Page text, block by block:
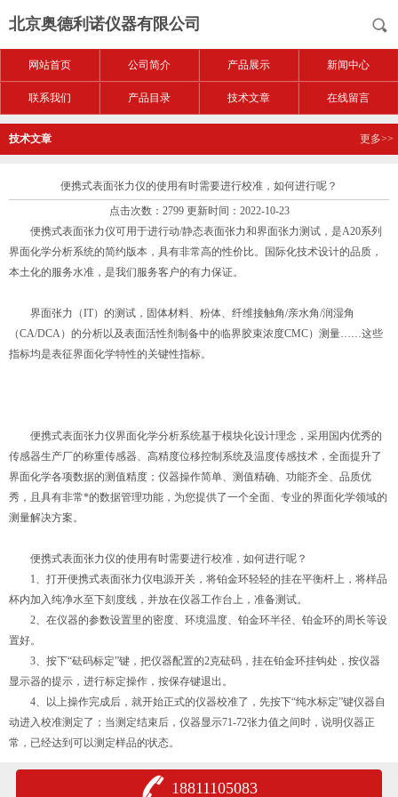
北京奥德利诺仪器有限公司
网站首页 公司简介 产品展示 新闻中心
联系我们 产品目录 技术文章 在线留言
技术文章 更多>>
便携式表面张力仪的使用有时需要进行校准，如何进行呢？
点击次数：2799 更新时间：2022-10-23
便携式表面张力仪可用于进行动/静态表面张力和界面张力测试，是A20系列
界面化学分析系统的简约版本，具有非常高的性价比。国际化技术设计的品质，
本土化的服务水准，是我们服务客户的有力保证。
界面张力（IT）的测试，固体材料、粉体、纤维接触角/亲水角/润湿角
（CA/DCA）的分析以及表面活性剂制备中的临界胶束浓度CMC）测量……这些
指标均是表征界面化学特性的关键性指标。
便携式表面张力仪界面化学分析系统基于模块化设计理念，采用国内优秀的
传感器生产厂的称重传感器、高精度位移控制系统及温度传感技术，全面提升了
界面化学各项数据的测值精度；仪器操作简单、测值精确、功能齐全、品质优
秀，且具有非常*的数据管理功能，为您提供了一个全面、专业的界面化学领域的
测量解决方案。
便携式表面张力仪的使用有时需要进行校准，如何进行呢？
1、打开便携式表面张力仪电源开关，将铂金环轻轻的挂在平衡杆上，将样品
杯内加入纯净水至下刻度线，并放在仪器工作台上，准备测试。
2、在仪器的参数设置里的密度、环境温度、铂金环半径、铂金环的周长等设
置好。
3、按下“砝码标定”键，把仪器配置的2克砝码，挂在铂金环挂钩处，按仪器
显示器的提示，进行标定操作，按保存键退出。
4、以上操作完成后，就开始正式的仪器校准了，先按下“纯水标定”键仪器自
动进入校准测定了；当测定结束后，仪器显示71-72张力值之间时，说明仪器正
常，已经达到可以测定样品的状态。
18811105083